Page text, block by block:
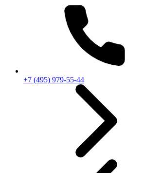
+7 (495) 979-55-44